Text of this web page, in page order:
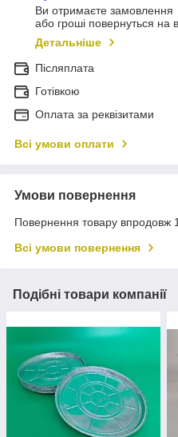
Ви отримаєте замовлення
або гроші повернуться на
Детальніше
Післяплата
Готівкою
Оплата за реквізитами
Всі умови оплати
Умови повернення
Повернення товару впродовж
Всі умови повернення
Подібні товари компанії